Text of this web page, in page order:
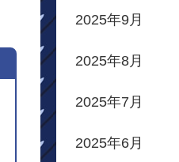
2025年9月
2025年8月
2025年7月
2025年6月